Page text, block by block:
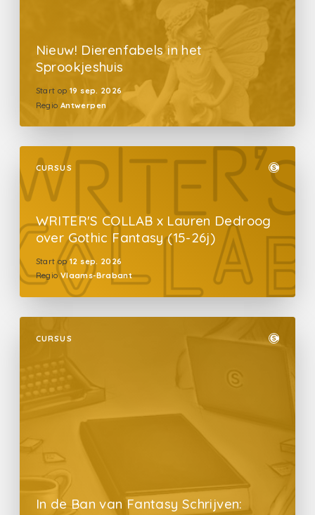
Nieuw! Dierenfabels in het
Sprookjeshuis
Start op 19 sep. 2026
Regio Antwerpen
CURSUS
WRITER'S COLLAB x Lauren Dedroog
over Gothic Fantasy (15-26j)
Start op 12 sep. 2026
Regio Vlaams-Brabant
CURSUS
In de Ban van Fantasy Schrijven: